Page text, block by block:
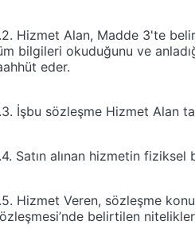
Hizmet Alan, Madde 3'te
bilgileri okuduğunu ve
eder.
İşbu sözleşme Hizmet Alan
Satın alınan hizmetin fiziksel
Hizmet Veren, sözleşme
belirtilen